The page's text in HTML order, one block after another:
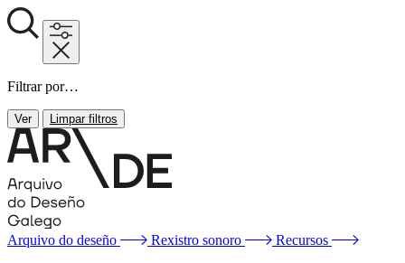
Filtrar por…
Ver Limpar filtros
Arquivo do deseño Rexistro sonoro Recursos